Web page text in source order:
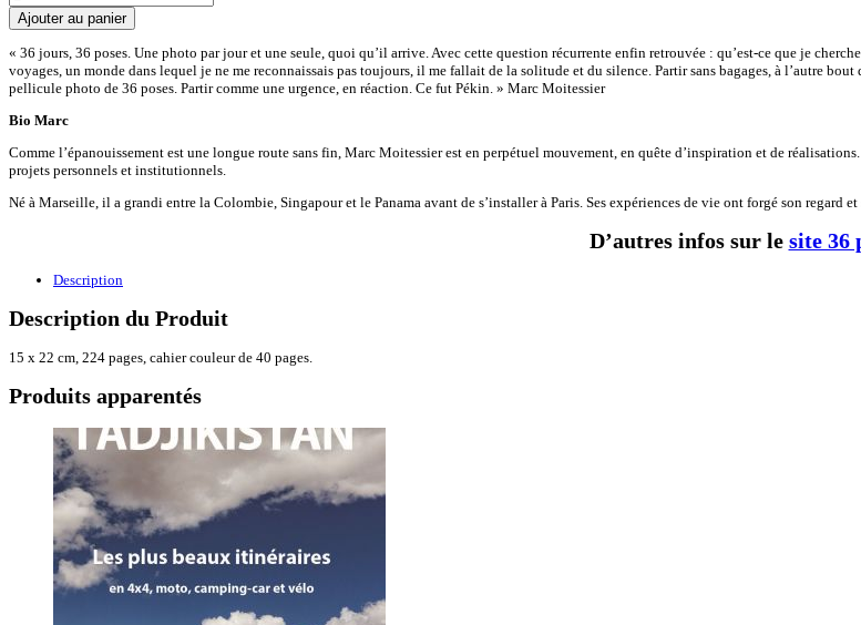
Ajouter au panier
« 36 jours, 36 poses. Une photo par jour et une seule, quoi qu’il arrive. Avec cette question récurrente enfin retrouvée : qu’est-ce que je
voyages, un monde dans lequel je ne me reconnaissais pas toujours, il me fallait de la solitude et du silence. Partir sans bagages, à l’autre
pellicule photo de 36 poses. Partir comme une urgence, en réaction. Ce fut Pékin. » Marc Moitessier
Bio Marc
Comme l’épanouissement est une longue route sans fin, Marc Moitessier est en perpétuel mouvement, en quête d’inspiration et de
projets personnels et institutionnels.
Né à Marseille, il a grandi entre la Colombie, Singapour et le Panama avant de s’installer à Paris. Ses expériences de vie ont forgé son regard
D’autres infos sur le site 36
Description
Description du Produit
15 x 22 cm, 224 pages, cahier couleur de 40 pages.
Produits apparentés